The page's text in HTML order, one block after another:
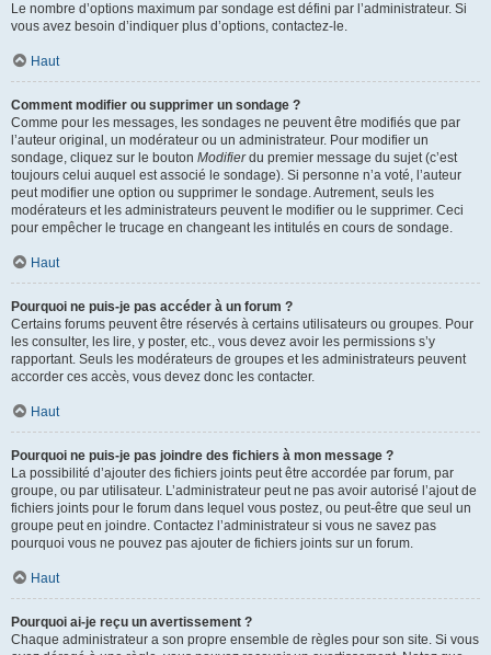
Le nombre d’options maximum par sondage est défini par l’administrateur. Si
vous avez besoin d’indiquer plus d’options, contactez-le.
Haut
Comment modifier ou supprimer un sondage ?
Comme pour les messages, les sondages ne peuvent être modifiés que par
l’auteur original, un modérateur ou un administrateur. Pour modifier un
sondage, cliquez sur le bouton Modifierdu premier message du sujet (c’est
toujours celui auquel est associé le sondage). Si personne n’a voté, l’auteur
peut modifier une option ou supprimer le sondage. Autrement, seuls les
modérateurs et les administrateurs peuvent le modifier ou le supprimer. Ceci
pour empêcher le trucage en changeant les intitulés en cours de sondage.
Haut
Pourquoi ne puis-je pas accéder à un forum ?
Certains forums peuvent être réservés à certains utilisateurs ou groupes. Pour
les consulter, les lire, y poster, etc., vous devez avoir les permissions s’y
rapportant. Seuls les modérateurs de groupes et les administrateurs peuvent
accorder ces accès, vous devez donc les contacter.
Haut
Pourquoi ne puis-je pas joindre des fichiers à mon message ?
La possibilité d’ajouter des fichiers joints peut être accordée par forum, par
groupe, ou par utilisateur. L’administrateur peut ne pas avoir autorisé l’ajout de
fichiers joints pour le forum dans lequel vous postez, ou peut-être que seul un
groupe peut en joindre. Contactez l’administrateur si vous ne savez pas
pourquoi vous ne pouvez pas ajouter de fichiers joints sur un forum.
Haut
Pourquoi ai-je reçu un avertissement ?
Chaque administrateur a son propre ensemble de règles pour son site. Si vous